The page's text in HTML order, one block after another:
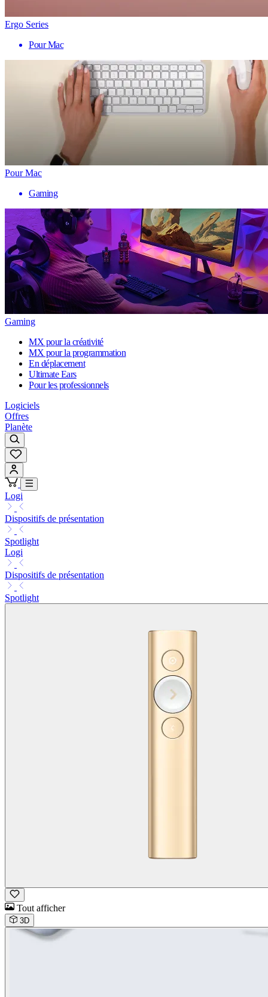
Ergo Series
Pour Mac
Pour Mac
Gaming
Gaming
MX pour la créativité
MX pour la programmation
En déplacement
Ultimate Ears
Pour les professionnels
Logiciels
Offres
Planète
Logi
Dispositifs de présentation
Spotlight
Logi
Dispositifs de présentation
Spotlight
Tout afficher
3D